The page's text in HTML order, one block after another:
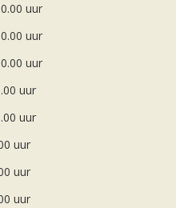
uur
uur
uur
uur
uur
uur
uur
uur